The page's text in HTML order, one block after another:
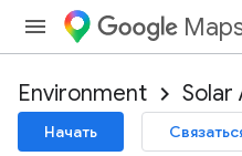
Environment Solar
Начать